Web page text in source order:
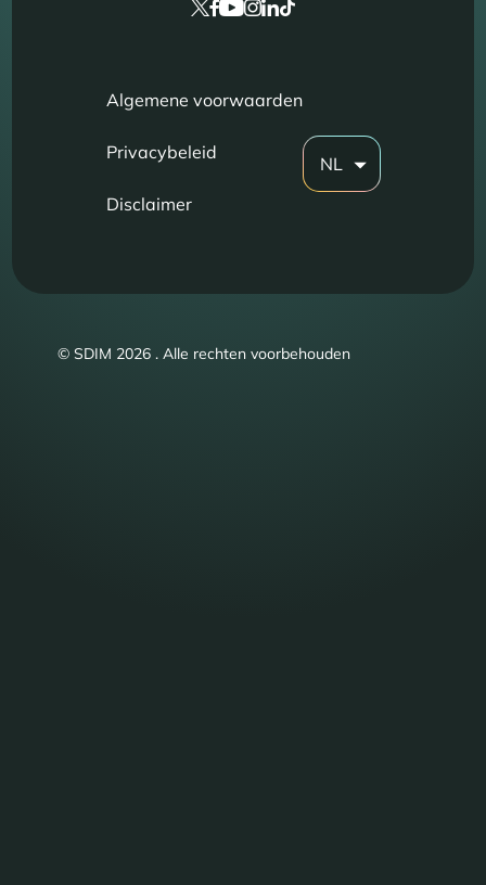
Algemene voorwaarden
Privacybeleid
Disclaimer
NL
© SDIM 2026 . Alle rechten voorbehouden